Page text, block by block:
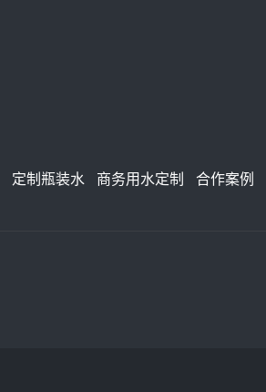
定制瓶装水 商务用水定制 合作案例